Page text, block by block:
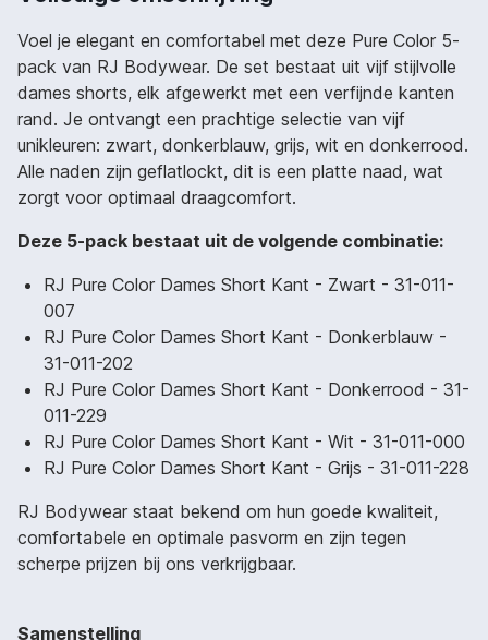
Voel je elegant en comfortabel met deze Pure Color 5-
pack van RJ Bodywear. De set bestaat uit vijf stijlvolle
dames shorts, elk afgewerkt met een verfijnde kanten
rand. Je ontvangt een prachtige selectie van vijf
unikleuren: zwart, donkerblauw, grijs, wit en donkerrood.
Alle naden zijn geflatlockt, dit is een platte naad, wat
zorgt voor optimaal draagcomfort.
Deze 5-pack bestaat uit de volgende combinatie:
RJ Pure Color Dames Short Kant - Zwart - 31-011-
007
RJ Pure Color Dames Short Kant - Donkerblauw -
31-011-202
RJ Pure Color Dames Short Kant - Donkerrood - 31-
011-229
RJ Pure Color Dames Short Kant - Wit - 31-011-000
RJ Pure Color Dames Short Kant - Grijs - 31-011-228
RJ Bodywear staat bekend om hun goede kwaliteit,
comfortabele en optimale pasvorm en zijn tegen
scherpe prijzen bij ons verkrijgbaar.
Samenstelling